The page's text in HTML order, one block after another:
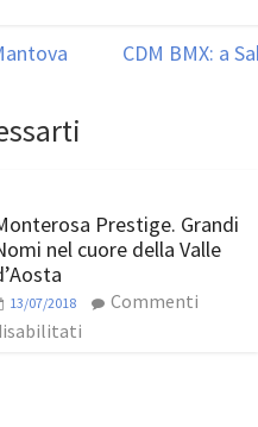
CDM BMX: a
Prestige. Grandi
nel cuore della Valle
13/07/2018
Commenti